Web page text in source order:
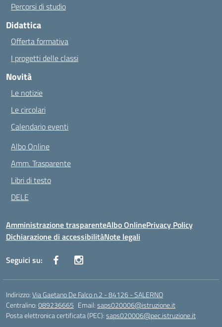
Percorsi di studio
Didattica
Offerta formativa
I progetti delle classi
Novità
Le notizie
Le circolari
Calendario eventi
Albo Online
Amm. Trasparente
Libri di testo
DELE
Amministrazione trasparenteAlbo OnlinePrivacy Policy
Dichiarazione di accessibilitàNote legali
Seguici su:
Indirizzo:Via Gaetano De Falco n.2 - 84126 - SALERNO
Centralino:089236665 Email:saps020006@istruzione.it
Posta elettronica certificata (PEC):saps020006@pec.istruzione.it